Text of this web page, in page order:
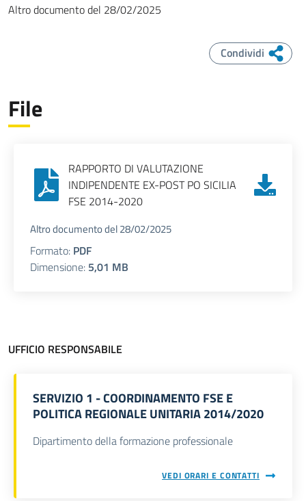
Altro documentodel 28/02/2025
Condividi
File
RAPPORTO DI VALUTAZIONE
INDIPENDENTE EX-POST PO SICILIA
FSE 2014-2020
Altro documento del 28/02/2025
Formato: PDF
Dimensione: 5,01 MB
UFFICIO RESPONSABILE
SERVIZIO 1 - COORDINAMENTO FSE E
POLITICA REGIONALE UNITARIA 2014/2020
Dipartimento della formazione professionale
VEDI ORARI E CONTATTI